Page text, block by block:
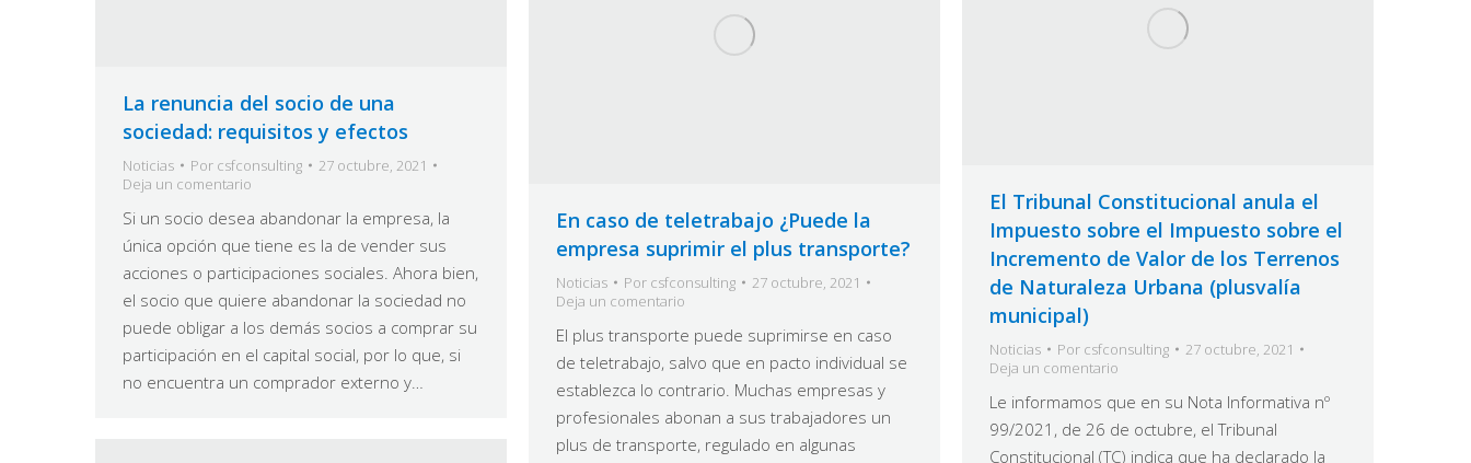
La renuncia del socio de una
sociedad: requisitos y efectos
Noticias Por csfconsulting
27 octubre, 2021
Deja un comentario
Si un socio desea abandonar la empresa, la
única opción que tiene es la de vender sus
acciones o participaciones sociales. Ahora bien,
el socio que quiere abandonar la sociedad no
puede obligar a los demás socios a comprar su
participación en el capital social, por lo que, si
no encuentra un comprador externo y…
En caso de teletrabajo ¿Puede la
empresa suprimir el plus transporte?
Noticias Por csfconsulting
27 octubre, 2021
Deja un comentario
El plus transporte puede suprimirse en caso
de teletrabajo, salvo que en pacto individual se
establezca lo contrario. Muchas empresas y
profesionales abonan a sus trabajadores un
plus de transporte, regulado en algunas
El Tribunal Constitucional anula el
Impuesto sobre el Impuesto sobre el
Incremento de Valor de los Terrenos
de Naturaleza Urbana (plusvalía
municipal)
Noticias Por csfconsulting
27 octubre, 2021
Deja un comentario
Le informamos que en su Nota Informativa nº
99/2021, de 26 de octubre, el Tribunal
Constitucional (TC) indica que ha declarado la